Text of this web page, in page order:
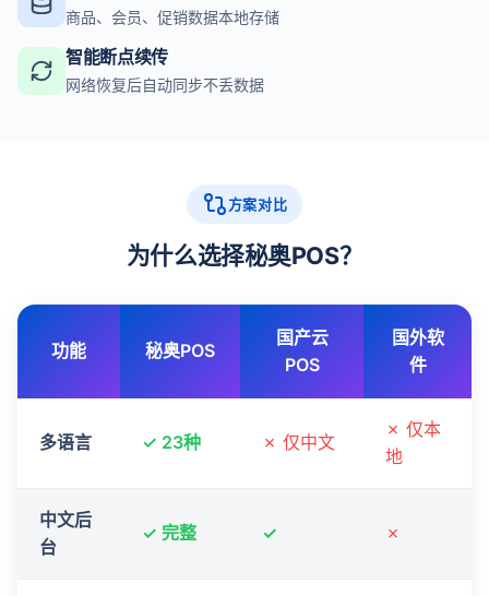
商品、会员、促销数据本地存储
智能断点续传
网络恢复后自动同步不丢数据
方案对比
为什么选择秘奥POS？
功能 秘奥POS
国产云
POS
国外软
件
多语言 ✓ 23种 ✗ 仅中文
✗ 仅本
地
中文后
台
✓ 完整 ✓ ✗